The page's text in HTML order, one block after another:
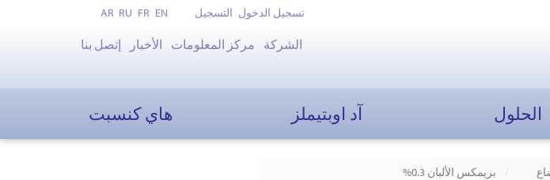
تسجيل الدخول التسجيل EN
FR
RU
AR
الشركة مركز المعلومات الأخبار إتصل بنا
الحلول آد اوبتيملز هاي كنسبت
بريمكس الألبان 0.3%